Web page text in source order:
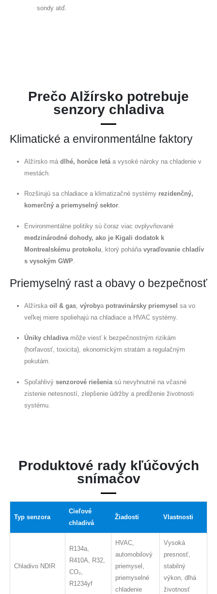
sondy atď.
Prečo Alžírsko potrebuje
senzory chladiva
Klimatické a environmentálne faktory
Alžírsko má dlhé, horúce letáa vysoké nároky na chladenie v
mestách.
Rozširujú sa chladiace a klimatizačné systémy rezidenčný,
komerčný a priemyselný sektor.
Environmentálne politiky sú čoraz viac ovplyvňované
medzinárodné dohody, ako je Kigali dodatok k
Montrealskému protokolu , ktorý poháňa vyraďovanie chladív
s vysokým GWP
Priemyselný rast a obavy o bezpečnosť
Alžírska oil & gas, výrobya potravinársky priemysel sa vo
veľkej miere spoliehajú na chladiace a HVAC systémy.
Úniky chladivamôže viesť k bezpečnostným rizikám
(horľavosť, toxicita), ekonomickým stratám a regulačným
pokutám.
Spoľahlivý senzorové riešeniasú nevyhnutné na včasné
zistenie netesností, zlepšenie údržby a predĺženie životnosti
systému.
Produktové rady kľúčových
snímačov
Typ senzora
Cieľové
chladivá
Žiadosti Vlastnosti
Chladivo NDIR
R134a,
R410A, R32,
CO₂,
R1234yf
HVAC,
automobilový
priemysel,
priemyselné
chladenie
Vysoká
presnosť,
stabilný
výkon, dlhá
životnosť